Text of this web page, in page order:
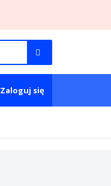
Zaloguj się